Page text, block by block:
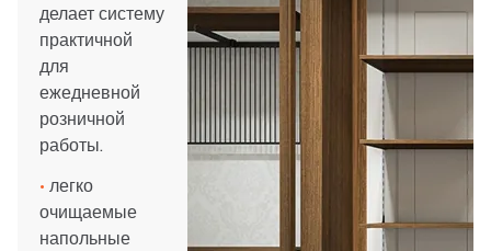
делает систему
практичной
для
ежедневной
розничной
работы.
• легко
очищаемые
напольные